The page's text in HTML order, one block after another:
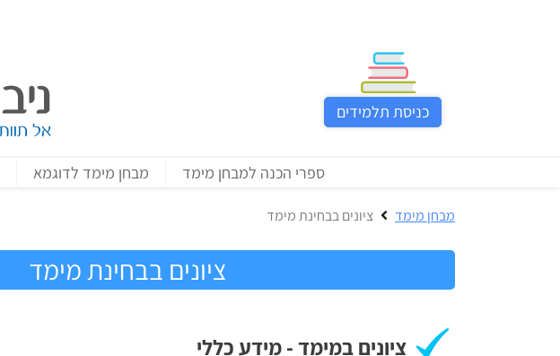
כניסת תלמידים
ספרי הכנה למבחן מימד מבחן מימד לדוגמא
מבחן מימד ציונים בבחינת מימד
ציונים בבחינת מימד
ציונים במימד - מידע כללי